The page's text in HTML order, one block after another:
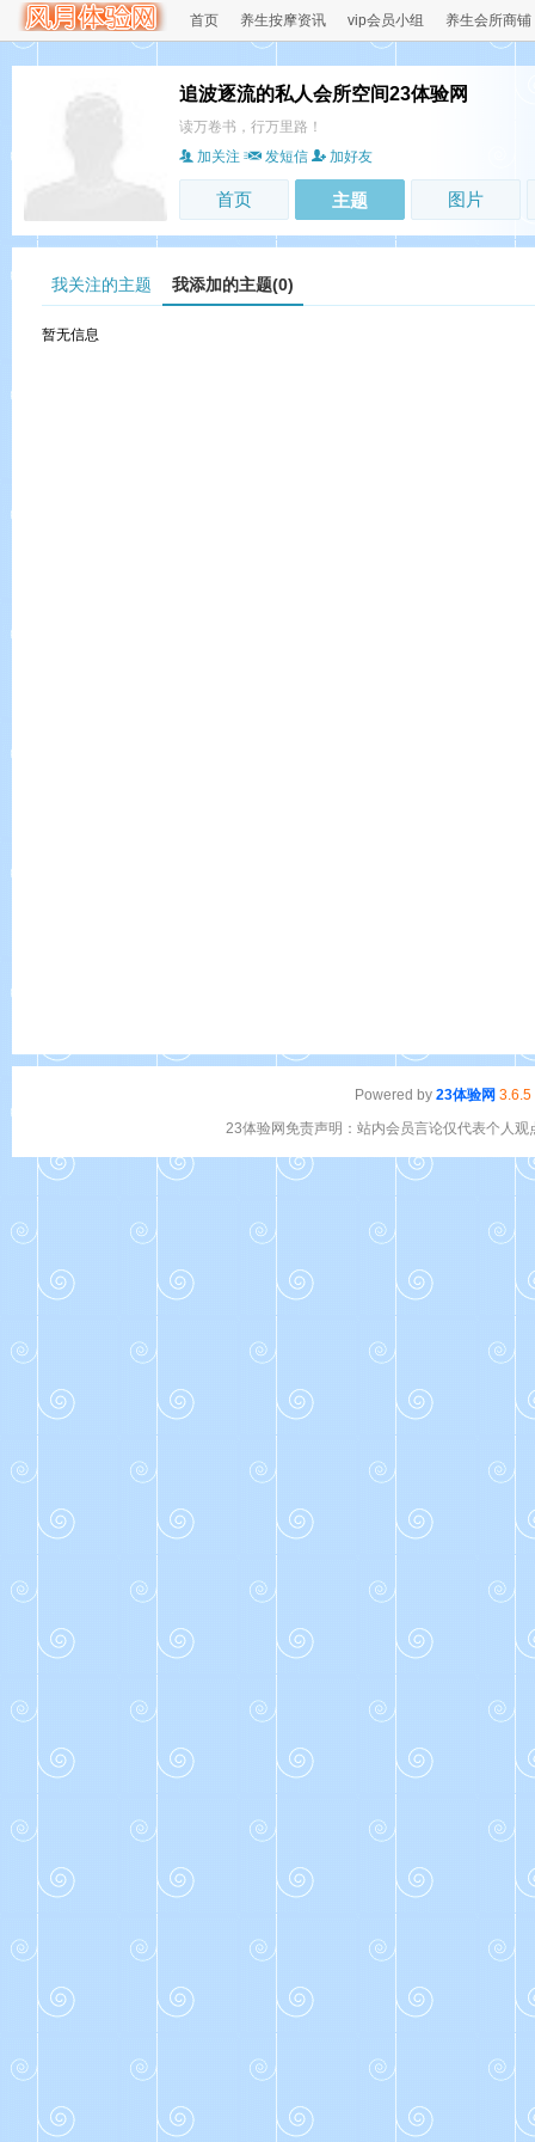
首页 养生按摩资讯 vip会员小组 养生会所商铺
追波逐流的私人会所空间23体验网
读万卷书，行万里路！
加关注
发短信 加好友
首页 主题 图片
我关注的主题 我添加的主题(0)
暂无信息
Powered by 23体验网 3.6.5
23体验网免责声明：站内会员言论仅代表个人